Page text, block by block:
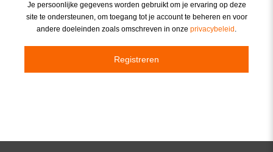
Je persoonlijke gegevens worden gebruikt om je ervaring op deze
site te ondersteunen, om toegang tot je account te beheren en voor
andere doeleinden zoals omschreven in onze privacybeleid
Registreren